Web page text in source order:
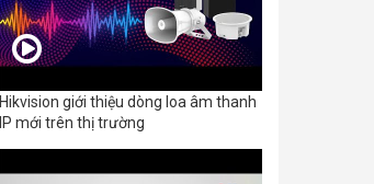
Hikvision giới thiệu dòng loa âm thanh
IP mới trên thị trường